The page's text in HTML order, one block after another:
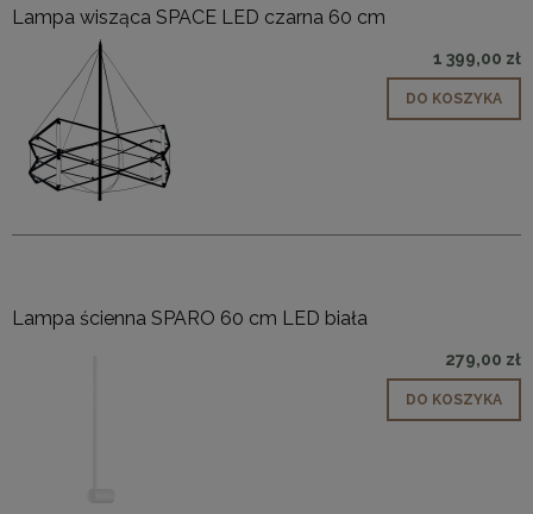
Lampa wisząca SPACE LED czarna 60 cm
1 399,00 zł
DO KOSZYKA
Lampa ścienna SPARO 60 cm LED biała
279,00 zł
DO KOSZYKA